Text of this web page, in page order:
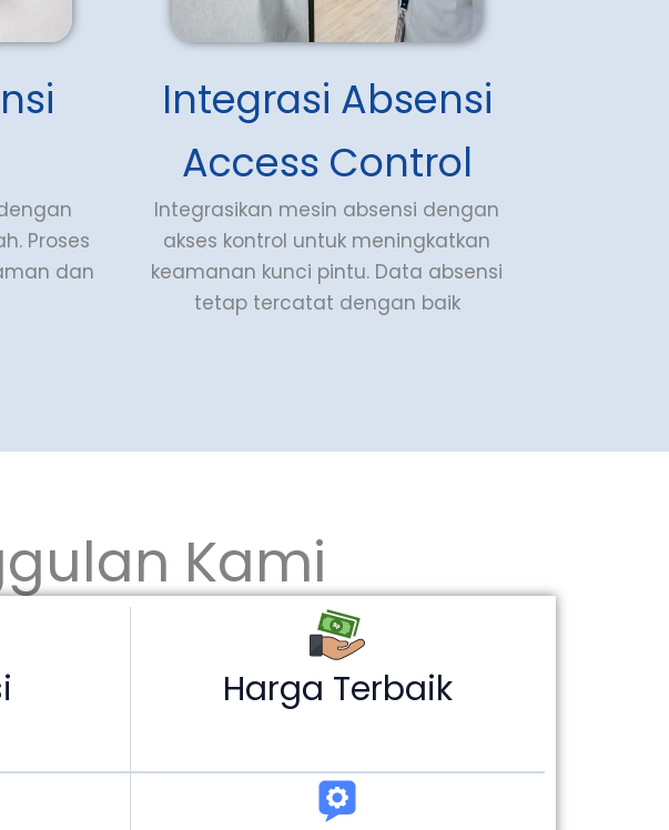
Proses
dan
Integrasi Absensi
Access Control
Integrasikan mesin absensi dengan
akses kontrol untuk meningkatkan
keamanan kunci pintu. Data absensi
tetap tercatat dengan baik
Kami
Harga Terbaik